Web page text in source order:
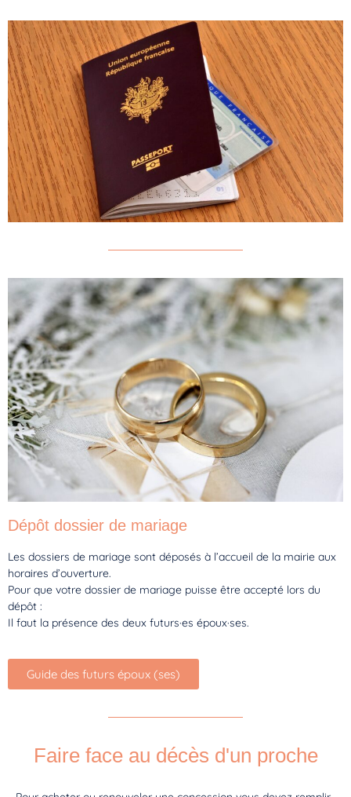
Dépôt dossier de mariage
Les dossiers de mariage sont déposés à l’accueil de la mairie aux
horaires d’ouverture.
Pour que votre dossier de mariage puisse être accepté lors du
dépôt :
Il faut la présence des deux futurs·es époux·ses.
Guide des futurs époux (ses)
Faire face au décès d'un proche